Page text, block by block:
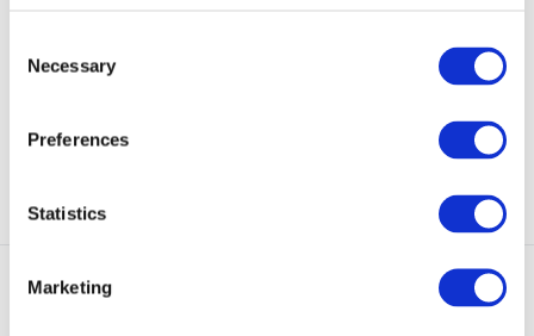
Selection
Necessary
Preferences
Statistics
Marketing
opening die aangepast k...